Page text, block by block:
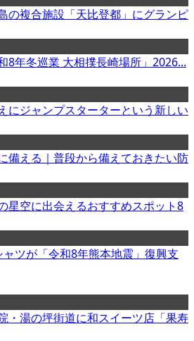
の複合施設「天比登都」にグランピ
8年冬巡業 大相撲長崎場所」2026...
にジャンプスターターという新しい
備える｜普段から備えておきたい防
星空に出会えるおすすめスポット8
ャツが「令和8年熊本地震」復興支
・湯の坪街道に和スイーツ店「果寿